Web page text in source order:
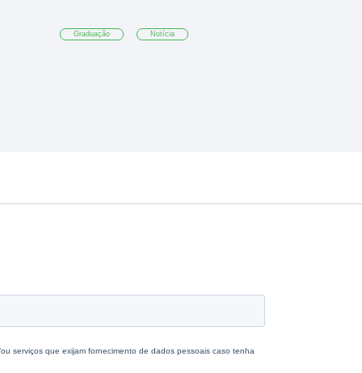
Graduação Notícia